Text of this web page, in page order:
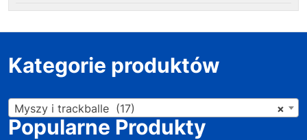
Kategorie produktów
×
Myszy i trackballe (17)
Popularne Produkty